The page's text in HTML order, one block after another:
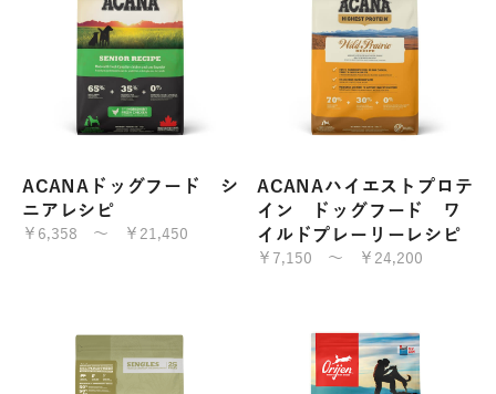
ACANAドッグフード シ
ニアレシピ
￥6,358 ～ ￥21,450
ACANAハイエストプロテ
イン ドッグフード ワ
イルドプレーリーレシピ
￥7,150 ～ ￥24,200